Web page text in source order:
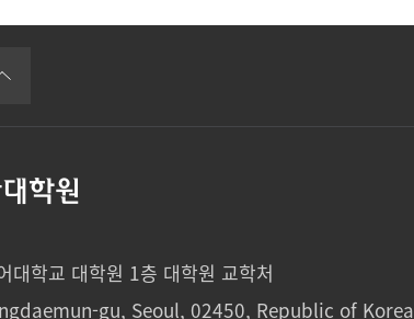
학원
학교 대학원 1층 대학원 교학처
gu, Seoul, 02450, Republic of Korea